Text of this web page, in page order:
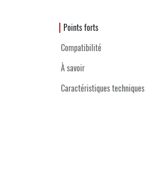
Points forts
Compatibilité
À savoir
Caractéristiques techniques